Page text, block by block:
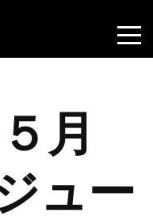
月
ュー